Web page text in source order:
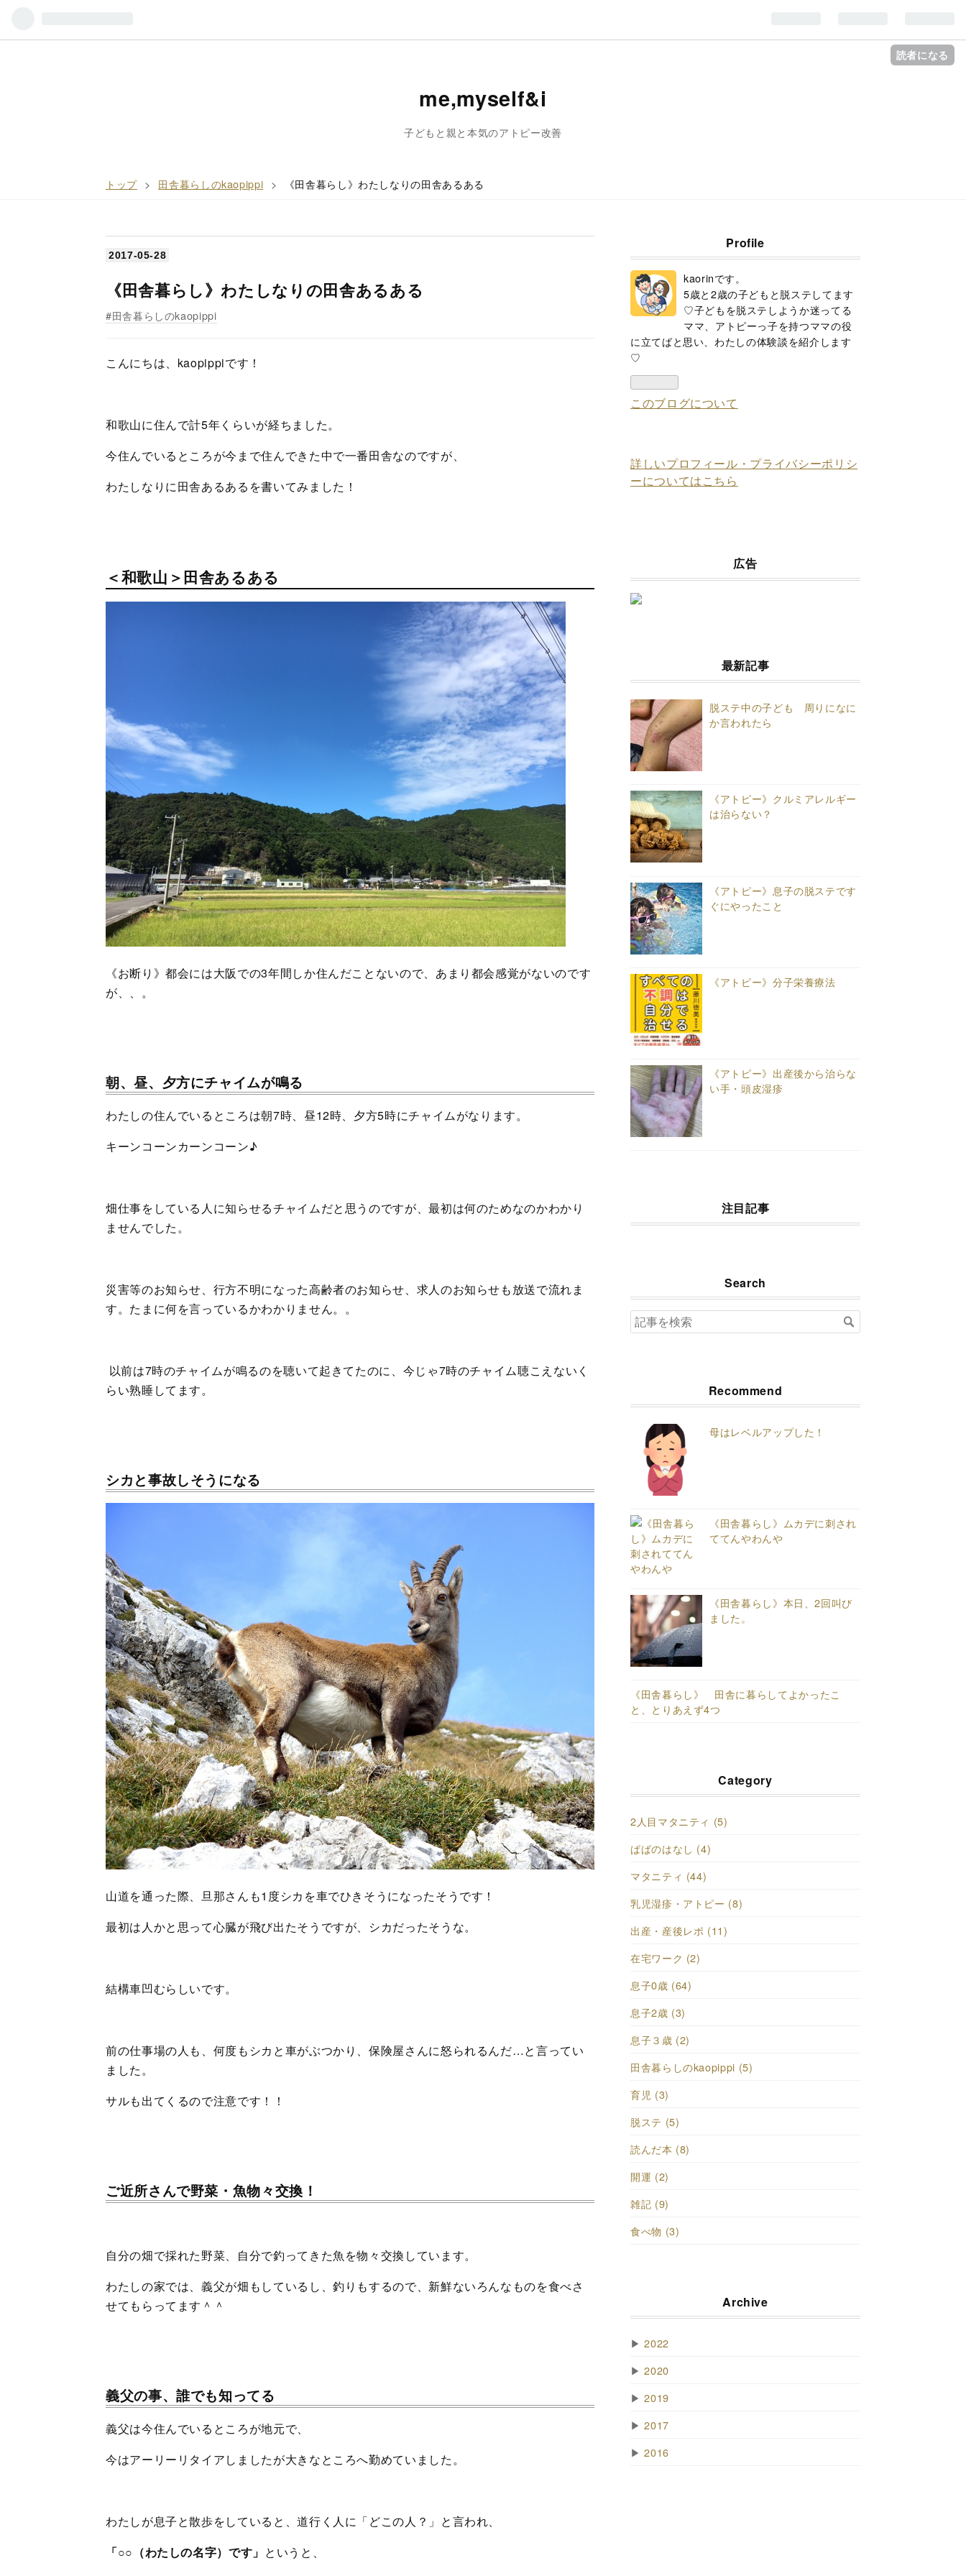
読者になる
me,myself&i
子どもと親と本気のアトピー改善
トップ > 田舎暮らしのkaopippi > 《田舎暮らし》わたしなりの田舎あるある
2017-05-28
《田舎暮らし》わたしなりの田舎あるある
田舎暮らしのkaopippi
こんにちは、kaopippiです！
和歌山に住んで計5年くらいが経ちました。
今住んでいるところが今まで住んできた中で一番田舎なのですが、
わたしなりに田舎あるあるを書いてみました！
＜和歌山＞田舎あるある
《お断り》都会には大阪での3年間しか住んだことないので、あまり都会感覚がないのです
が、、。
朝、昼、夕方にチャイムが鳴る
わたしの住んでいるところは朝7時、昼12時、夕方5時にチャイムがなります。
キーンコーンカーンコーン♪
畑仕事をしている人に知らせるチャイムだと思うのですが、最初は何のためなのかわかり
ませんでした。
災害等のお知らせ、行方不明になった高齢者のお知らせ、求人のお知らせも放送で流れま
す。たまに何を言っているかわかりません。。
以前は7時のチャイムが鳴るのを聴いて起きてたのに、今じゃ7時のチャイム聴こえないく
らい熟睡してます。
シカと事故しそうになる
山道を通った際、旦那さんも1度シカを車でひきそうになったそうです！
最初は人かと思って心臓が飛び出たそうですが、シカだったそうな。
結構車凹むらしいです。
前の仕事場の人も、何度もシカと車がぶつかり、保険屋さんに怒られるんだ…と言ってい
ました。
サルも出てくるので注意です！！
ご近所さんで野菜・魚物々交換！
自分の畑で採れた野菜、自分で釣ってきた魚を物々交換しています。
わたしの家では、義父が畑もしているし、釣りもするので、新鮮ないろんなものを食べさ
せてもらってます＾＾
義父の事、誰でも知ってる
義父は今住んでいるところが地元で、
今はアーリーリタイアしましたが大きなところへ勤めていました。
わたしが息子と散歩をしていると、道行く人に「どこの人？」と言われ、
「○○（わたしの名字）です」 というと、
Profile
kaorinです。
5歳と2歳の子どもと脱ステしてます
♡子どもを脱ステしようか迷ってる
ママ、アトピーっ子を持つママの役
に立てばと思い、わたしの体験談を紹介します
♡
このブログについて
詳しいプロフィール・プライバシーポリシ
ーについてはこちら
広告
最新記事
脱ステ中の子ども 周りになに
か言われたら
《アトピー》クルミアレルギー
は治らない？
《アトピー》息子の脱ステです
ぐにやったこと
《アトピー》分子栄養療法
《アトピー》出産後から治らな
い手・頭皮湿疹
注目記事
Search
Recommend
母はレベルアップした！
《田舎暮らし》ムカデに刺され
ててんやわんや
《田舎暮らし》本日、2回叫び
ました。
《田舎暮らし》 田舎に暮らしてよかったこ
と、とりあえず4つ
Category
2人目マタニティ (5)
ぱぱのはなし (4)
マタニティ (44)
乳児湿疹・アトピー (8)
出産・産後レポ (11)
在宅ワーク (2)
息子0歳 (64)
息子2歳 (3)
息子３歳 (2)
田舎暮らしのkaopippi (5)
育児 (3)
脱ステ (5)
読んだ本 (8)
開運 (2)
雑記 (9)
食べ物 (3)
Archive
▶ 2022
▶ 2020
▶ 2019
▶ 2017
▶ 2016